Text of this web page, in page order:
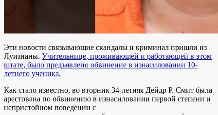
Эти новости связывающие скандалы и криминал пришли из
Луизианы. Учительнице, проживающей и работающей в этом
штате, было предъявлено обвинение в изнасиловании 10-
летнего ученика.
Как стало известно, во вторник 34-летняя Дейдр Р. Смит была
арестована по обвинению в изнасиловании первой степени и
непристойном поведении с